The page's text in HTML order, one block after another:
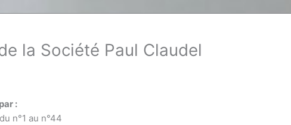
la Société Paul Claudel
:
n°1 au n°44